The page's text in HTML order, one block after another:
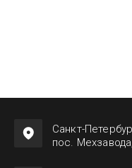
Санкт-
пос.